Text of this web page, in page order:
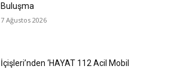
Buluşma
7 Ağustos 2026
İçişleri’nden ‘HAYAT 112 Acil Mobil